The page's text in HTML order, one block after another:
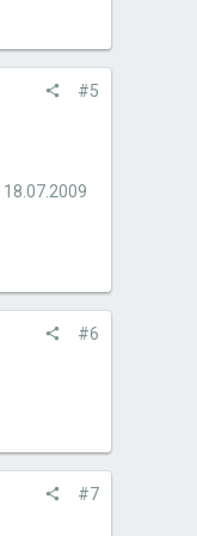
#5
18.07.2009
#6
#7